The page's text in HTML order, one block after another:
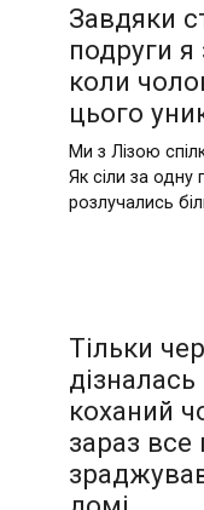
Завдяки
подруги я
коли
цього
Ми з Лізою
Як сіли за одну
розлучались
Тільки
коханий
зараз все